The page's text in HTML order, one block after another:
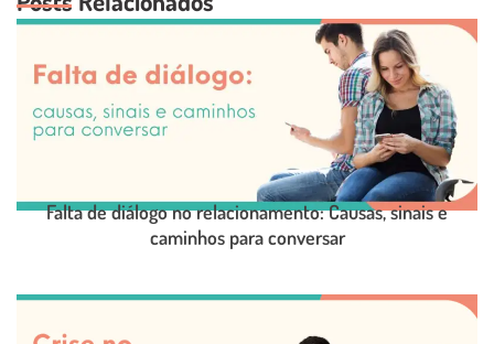
LEIA O POST COMPLETO
Falta de diálogo no relacionamento: Causas, sinais e
caminhos para conversar